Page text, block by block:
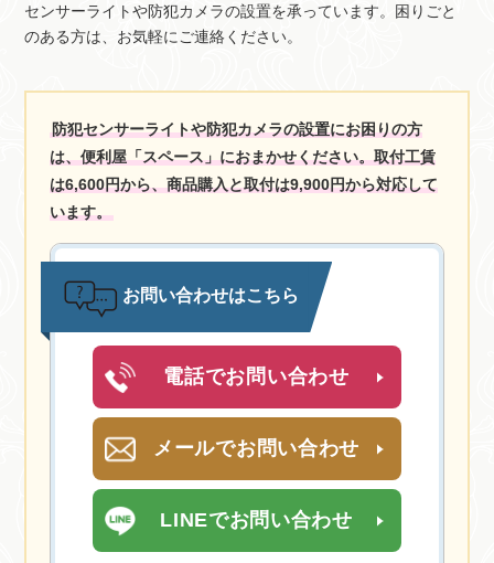
センサーライトや防犯カメラの設置を承っています。困りごと
のある方は、お気軽にご連絡ください。
防犯センサーライトや防犯カメラの設置にお困りの方
は、便利屋「スペース」におまかせください。取付工賃
は6,600円から、商品購入と取付は9,900円から対応して
います。
お問い合わせはこちら
電話でお問い合わせ
メールでお問い合わせ
LINEでお問い合わせ